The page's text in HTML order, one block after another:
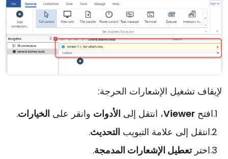
لإيقاف تشغيل الإشعارات الحرجة:
افتح Viewer، انتقل إلى الأدوات وانقر على الخيارات.
انتقل إلى علامة التبويب التحديث.
اخترتعطيل الإشعارات المدمجة.